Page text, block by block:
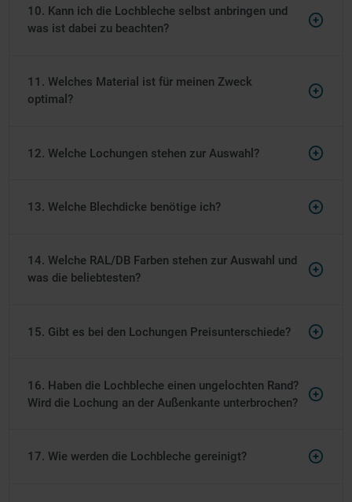
10. Kann ich die Lochbleche selbst anbringen und
was ist dabei zu beachten?
11. Welches Material ist für meinen Zweck
optimal?
12. Welche Lochungen stehen zur Auswahl?
13. Welche Blechdicke benötige ich?
14. Welche RAL/DB Farben stehen zur Auswahl und
was die beliebtesten?
15. Gibt es bei den Lochungen Preisunterschiede?
16. Haben die Lochbleche einen ungelochten Rand?
Wird die Lochung an der Außenkante unterbrochen?
17. Wie werden die Lochbleche gereinigt?